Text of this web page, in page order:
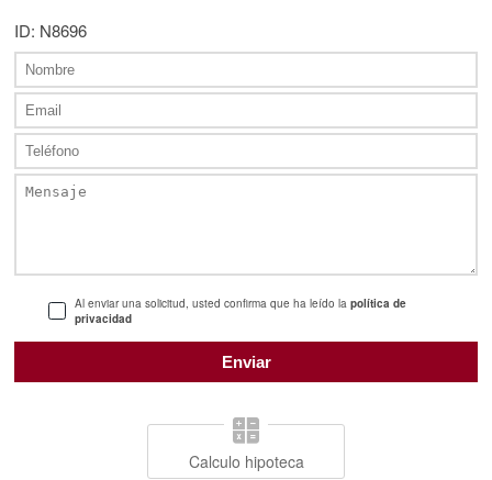
ID: N8696
Al enviar una solicitud, usted confirma que ha leído la política de
privacidad
Calculo hipoteca